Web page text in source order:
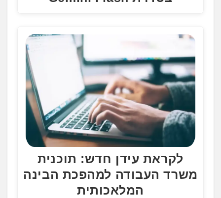
לקראת עידן חדש: תוכנית
משרד העבודה למהפכת הבינה
המלאכותית